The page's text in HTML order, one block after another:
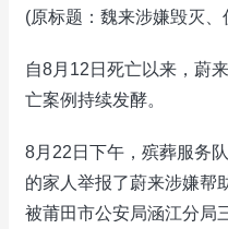
(原标题：魏来涉嫌毁灭
自8月12日死亡以来，蔚
亡案例持续发酵。
8月22日下午，殡葬服务
的家人举报了蔚来涉嫌帮
被莆田市公安局涵江分局